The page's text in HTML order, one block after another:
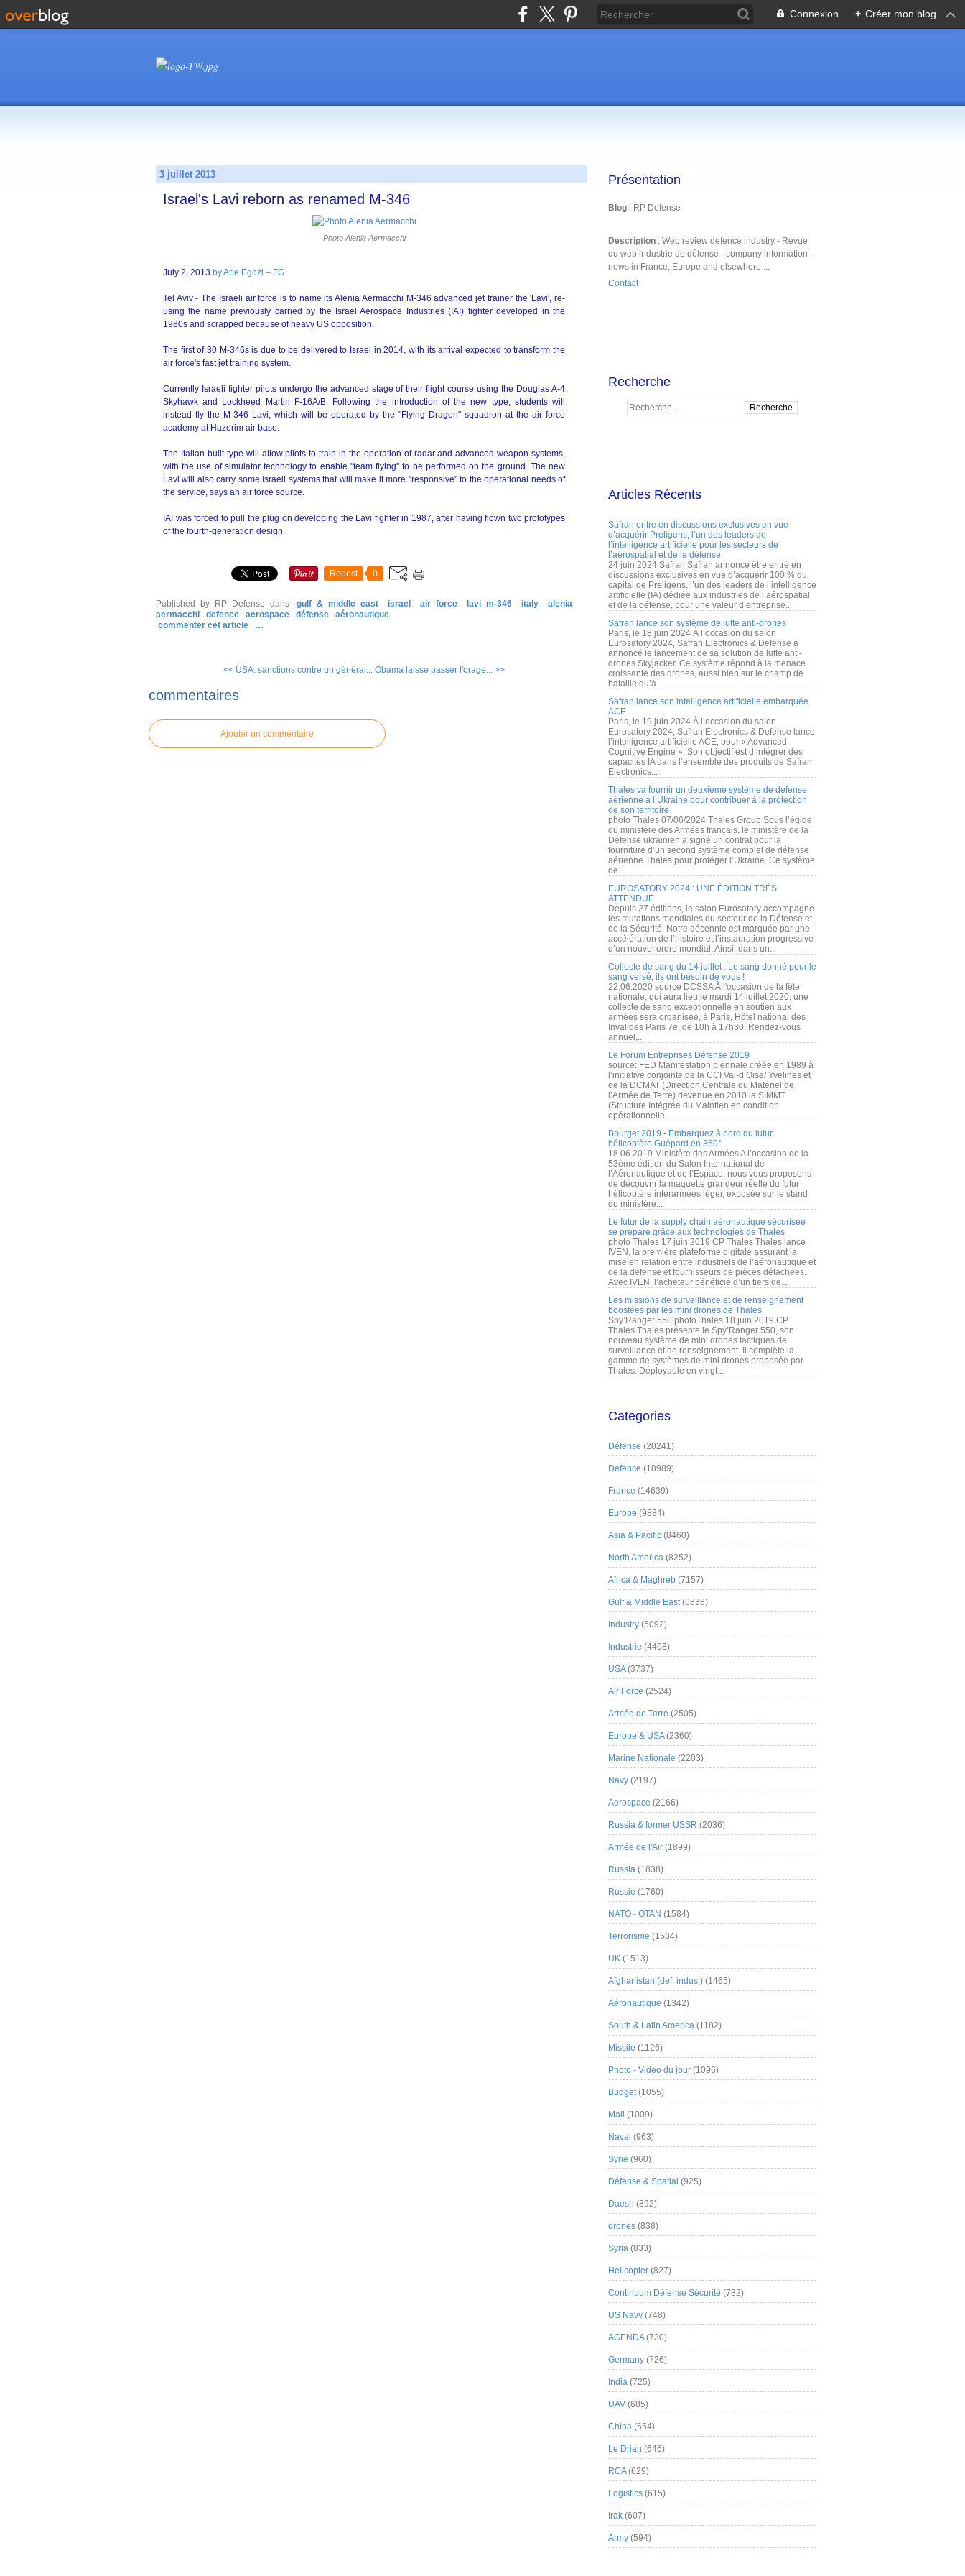
Connexion + Créer mon blog
3 juillet 2013
Israel's Lavi reborn as renamed M-346
Photo Alenia Aermacchi
July 2, 2013 by Arie Egozi – FG
Tel Aviv - The Israeli air force is to name its Alenia Aermacchi M-346 advanced jet trainer the 'Lavi', re-
using the name previously carried by the Israel Aerospace Industries (IAI) fighter developed in the
1980s and scrapped because of heavy US opposition.
The first of 30 M-346s is due to be delivered to Israel in 2014, with its arrival expected to transform the
air force's fast jet training system.
Currently Israeli fighter pilots undergo the advanced stage of their flight course using the Douglas A-4
Skyhawk and Lockheed Martin F-16A/B. Following the introduction of the new type, students will
instead fly the M-346 Lavi, which will be operated by the "Flying Dragon" squadron at the air force
academy at Hazerim air base.
The Italian-built type will allow pilots to train in the operation of radar and advanced weapon systems,
with the use of simulator technology to enable "team flying" to be performed on the ground. The new
Lavi will also carry some Israeli systems that will make it more "responsive" to the operational needs of
the service, says an air force source.
IAI was forced to pull the plug on developing the Lavi fighter in 1987, after having flown two prototypes
of the fourth-generation design.
Repost 0
Published by RP Defense dans gulf & middle east israel air force lavi m-346 italy
alenia
aermacchi
defence aerospace défense
aéronautique
commenter cet article
…
<< USA: sanctions contre un général... Obama laisse passer l'orage... >>
commentaires
Ajouter un commentaire
Présentation
Blog : RP Defense
Description : Web review defence industry - Revue
du web industrie de défense - company information -
news in France, Europe and elsewhere ...
Contact
Recherche
Articles Récents
Safran entre en discussions exclusives en vue
d’acquérir Preligens, l’un des leaders de
l’intelligence artificielle pour les secteurs de
l’aérospatial et de la défense
24 juin 2024 Safran Safran annonce être entré en
discussions exclusives en vue d’acquérir 100 % du
capital de Preligens, l’un des leaders de l’intelligence
artificielle (IA) dédiée aux industries de l’aérospatial
et de la défense, pour une valeur d’entreprise...
Safran lance son système de lutte anti-drones
Paris, le 18 juin 2024 À l’occasion du salon
Eurosatory 2024, Safran Electronics & Defense a
annoncé le lancement de sa solution de lutte anti-
drones Skyjacker. Ce système répond à la menace
croissante des drones, aussi bien sur le champ de
bataille qu’à...
Safran lance son intelligence artificielle embarquée
ACE
Paris, le 19 juin 2024 À l’occasion du salon
Eurosatory 2024, Safran Electronics & Defense lance
l’intelligence artificielle ACE, pour « Advanced
Cognitive Engine ». Son objectif est d’intégrer des
capacités IA dans l’ensemble des produits de Safran
Electronics...
Thales va fournir un deuxième système de défense
aérienne à l’Ukraine pour contribuer à la protection
de son territoire
photo Thales 07/06/2024 Thales Group Sous l’égide
du ministère des Armées français, le ministère de la
Défense ukrainien a signé un contrat pour la
fourniture d’un second système complet de défense
aérienne Thales pour protéger l’Ukraine. Ce système
de...
EUROSATORY 2024 : UNE ÉDITION TRÈS
ATTENDUE
Depuis 27 éditions, le salon Eurosatory accompagne
les mutations mondiales du secteur de la Défense et
de la Sécurité. Notre décennie est marquée par une
accélération de l’histoire et l’instauration progressive
d’un nouvel ordre mondial. Ainsi, dans un...
Collecte de sang du 14 juillet : Le sang donné pour le
sang versé, ils ont besoin de vous !
22.06.2020 source DCSSA À l'occasion de la fête
nationale, qui aura lieu le mardi 14 juillet 2020, une
collecte de sang exceptionnelle en soutien aux
armées sera organisée, à Paris, Hôtel national des
Invalides Paris 7e, de 10h à 17h30. Rendez-vous
annuel,...
Le Forum Entreprises Défense 2019
source: FED Manifestation biennale créée en 1989 à
l’initiative conjointe de la CCI Val-d’Oise/ Yvelines et
de la DCMAT (Direction Centrale du Matériel de
l’Armée de Terre) devenue en 2010 la SIMMT
(Structure Intégrée du Maintien en condition
opérationnelle...
Bourget 2019 - Embarquez à bord du futur
hélicoptère Guépard en 360°
18.06.2019 Ministère des Armées A l’occasion de la
53ème édition du Salon International de
l’Aéronautique et de l’Espace, nous vous proposons
de découvrir la maquette grandeur réelle du futur
hélicoptère interarmées léger, exposée sur le stand
du ministère...
Le futur de la supply chain aéronautique sécurisée
se prépare grâce aux technologies de Thales
photo Thales 17 juin 2019 CP Thales Thales lance
IVEN, la première plateforme digitale assurant la
mise en relation entre industriels de l’aéronautique et
de la défense et fournisseurs de pièces détachées.
Avec IVEN, l’acheteur bénéficie d’un tiers de...
Les missions de surveillance et de renseignement
boostées par les mini drones de Thales
Spy’Ranger 550 photoThales 18 juin 2019 CP
Thales Thales présente le Spy’Ranger 550, son
nouveau système de mini drones tactiques de
surveillance et de renseignement. Il complète la
gamme de systèmes de mini drones proposée par
Thales. Déployable en vingt...
Categories
Défense (20241)
Defence (18989)
France (14639)
Europe (9884)
Asia & Pacific (8460)
North America (8252)
Africa & Maghreb (7157)
Gulf & Middle East(6838)
Industry (5092)
Industrie (4408)
USA(3737)
Air Force (2524)
Armée de Terre (2505)
Europe & USA(2360)
Marine Nationale (2203)
Navy (2197)
Aerospace (2166)
Russia & former USSR (2036)
Armée de l'Air (1899)
Russia (1838)
Russie (1760)
NATO - OTAN (1584)
Terrorisme (1584)
UK (1513)
Afghanistan (def. indus.) (1465)
Aéronautique (1342)
South & Latin America (1182)
Missile (1126)
Photo - Video du jour (1096)
Budget(1055)
Mali (1009)
Naval (963)
Syrie (960)
Défense & Spatial (925)
Daesh (892)
drones (838)
Syria (833)
Helicopter (827)
Continuum Défense Sécurité (782)
US Navy (748)
AGENDA(730)
Germany (726)
India (725)
UAV (685)
China (654)
Le Drian (646)
RCA(629)
Logistics (615)
Irak (607)
Army (594)